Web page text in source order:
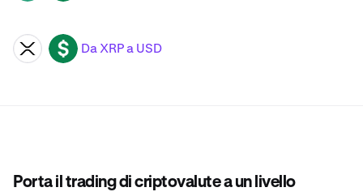
XRP USD Da XRP a USD
Porta il trading di criptovalute a un livello